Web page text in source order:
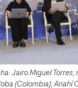
Jairo Miguel Torres,
(Colombia); Anahí